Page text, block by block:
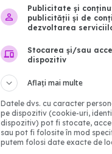
Publicitate și
publicității și de
dezvoltarea
Stocarea și/sau
dispozitiv
Aflați mai multe
Datele dvs. cu caracter
pe dispozitiv (cookie-uri,
dispozitiv) pot fi stocate,
sau pot fi folosite în mod
putem folosi date exacte de